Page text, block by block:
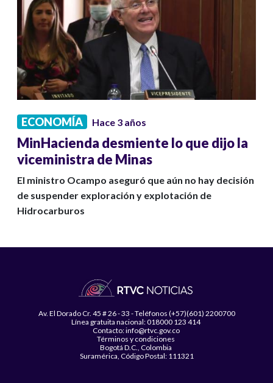
ECONOMÍA Hace 3 años
MinHacienda desmiente lo que dijo la
viceministra de Minas
El ministro Ocampo aseguró que aún no hay decisión
de suspender exploración y explotación de
Hidrocarburos
Av. El Dorado Cr. 45 # 26 - 33 - Teléfonos (+57)(601) 2200700
Línea gratuita nacional: 018000 123 414
Contacto: info@rtvc.gov.co
Términos y condiciones
Bogotá D.C., Colombia
Suramérica, Código Postal: 111321